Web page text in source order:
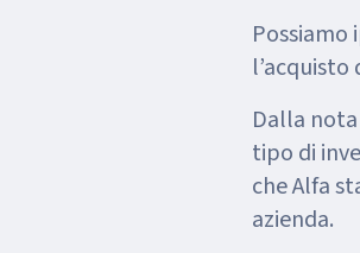
Possiamo
Dalla
tipo di
che Alfa
azienda.